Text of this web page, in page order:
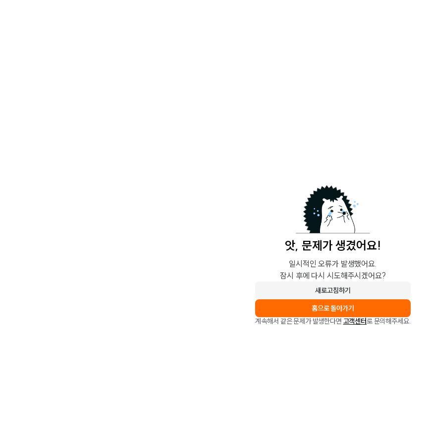
앗, 문제가 생겼어요!
일시적인 오류가 발생했어요.
잠시 후에 다시 시도해주시겠어요?
새로고침하기
홈으로 돌아가기
계속해서 같은 문제가 발생한다면 고객센터로 문의해주세요.